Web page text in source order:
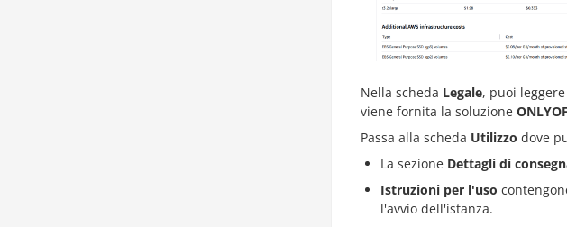
Nella scheda Legale, puoi
viene fornita la soluzione
Passa alla scheda Utilizzo dove
La sezione Dettagli di
Istruzioni per l'uso
l'avvio dell'istanza.